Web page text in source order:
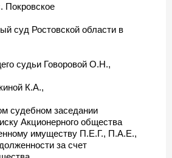
Покровское
суд Ростовской области в
судьи Говоровой О.Н.,
К.А.,
судебном заседании
Акционерного общества
имуществу П.Е.Г., П.А.Е.,
за счет